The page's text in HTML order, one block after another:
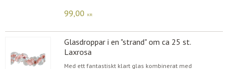
99,00 KR
Glasdroppar i en "strand" om ca 25 st.
Laxrosa
Med ett fantastiskt klart glas kombinerat med